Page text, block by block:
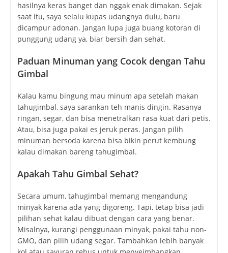
hasilnya keras banget dan nggak enak dimakan. Sejak
saat itu, saya selalu kupas udangnya dulu, baru
dicampur adonan. Jangan lupa juga buang kotoran di
punggung udang ya, biar bersih dan sehat.
Paduan Minuman yang Cocok dengan Tahu
Gimbal
Kalau kamu bingung mau minum apa setelah makan
tahugimbal, saya sarankan teh manis dingin. Rasanya
ringan, segar, dan bisa menetralkan rasa kuat dari petis.
Atau, bisa juga pakai es jeruk peras. Jangan pilih
minuman bersoda karena bisa bikin perut kembung
kalau dimakan bareng tahugimbal.
Apakah Tahu Gimbal Sehat?
Secara umum, tahugimbal memang mengandung
minyak karena ada yang digoreng. Tapi, tetap bisa jadi
pilihan sehat kalau dibuat dengan cara yang benar.
Misalnya, kurangi penggunaan minyak, pakai tahu non-
GMO, dan pilih udang segar. Tambahkan lebih banyak